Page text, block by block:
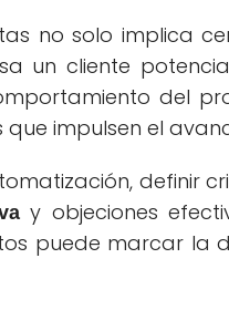
no solo implica
un cliente
del
impulsen el
definir
y objeciones
puede marcar la